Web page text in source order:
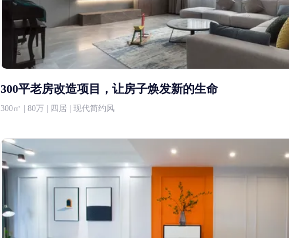
300平老房改造项目，让房子焕发新的生命
300㎡ | 80万 | 四居 | 现代简约风